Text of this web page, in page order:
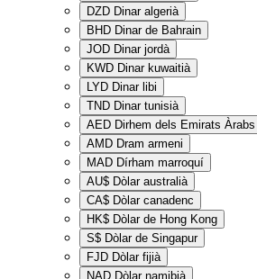
DZD Dinar algerià
BHD Dinar de Bahrain
JOD Dinar jordà
KWD Dinar kuwaitià
LYD Dinar libi
TND Dinar tunisià
AED Dirhem dels Emirats
AMD Dram armeni
MAD Dírham marroquí
AU$ Dòlar australià
CA$ Dòlar canadenc
HK$ Dòlar de Hong Kong
S$ Dòlar de Singapur
FJD Dòlar fijià
NAD Dòlar namibià